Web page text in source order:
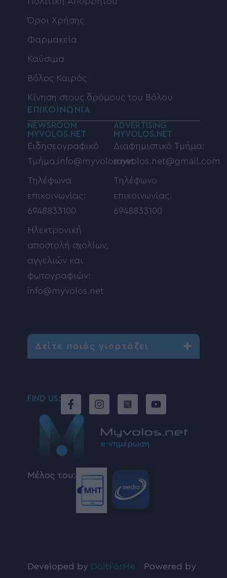
Όροι Χρήσης
Φαρμακεία
Καύσιμα
Βόλος Καιρός
Κίνηση στους δρόμους του Βόλου
ΕΠΙΚΟΙΝΩΝΙΑ
NEWSROOM
MYVOLOS.NET
Ειδησεογραφικό
Τμήμα:info@myvolos.net
Τηλέφωνα
επικοινωνίας:
6948833100
Ηλεκτρονική
αποστολή σχολίων,
αγγελιών και
φωτογραφιών:
info@myvolos.net
ADVERTISING
MYVOLOS.NET
Διαφημιστικό Τμήμα:
myvolos.net@gmail.com
Τηλέφωνο
επικοινωνίας:
6948833100
Δείτε ποιός γιορτάζει
FIND US:
Μέλος του:
Developed by DoitForMe
Powered by